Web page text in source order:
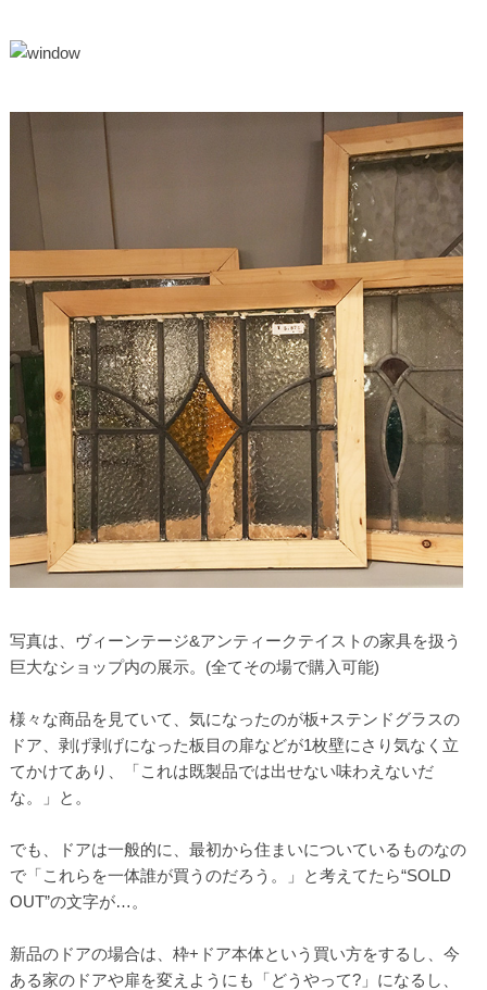
写真は、ヴィーンテージ&アンティークテイストの家具を扱う
巨大なショップ内の展示。(全てその場で購入可能)
様々な商品を見ていて、気になったのが板+ステンドグラスの
ドア、剥げ剥げになった板目の扉などが1枚壁にさり気なく立
てかけてあり、「これは既製品では出せない味わえないだ
な。」と。
でも、ドアは一般的に、最初から住まいについているものなの
で「これらを一体誰が買うのだろう。」と考えてたら“SOLD
OUT”の文字が…。
新品のドアの場合は、枠+ドア本体という買い方をするし、今
ある家のドアや扉を変えようにも「どうやって?」になるし、